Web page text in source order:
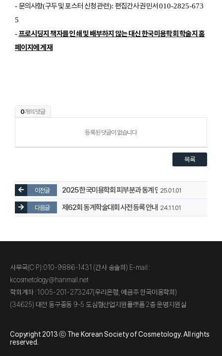
-문의사항(구두 및 포스터 신청 관련): 편집간사 권민서010-2825-673
5
-프로시딩지 책자를 인쇄 및 배부하지 않는 대신 한국미용학회 학술지 홈
페이지에 게재
0개의 댓글
등록된 댓글이 없습니다
목록
이전글 2025 한국미용학회 피부분과 동계 연수 안내
25.01.01
다음글
제62회 동계학술대회 사전등록 안내 24.11.01
사무국(C·P):010-9886-1431 (간사 송솔희) E-mail :
kcosmetology@hanmail.net
학회계좌 : 1005-201-273247(우리은행, 예금주 한국미용학회)
(34625) 대전 동구중동 9-5 도심형산업지원플랫폼 2층 운영지원실
Copyright 2013 ⓒ The Korean Society of Cosmetology. All rights
reserved.